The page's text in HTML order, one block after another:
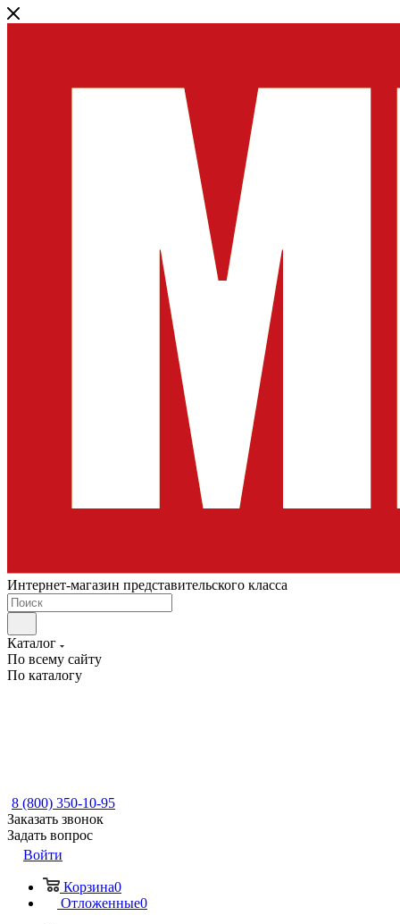
Интернет-магазин представительского класса
Каталог
По всему сайту
По каталогу
8 (800) 350-10-95
Заказать звонок
Задать вопрос
Войти
Корзина0
Отложенные0